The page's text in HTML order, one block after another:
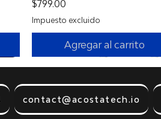
Precio
$799.00
Impuesto excluido
Agregar al carrito
contact@acostatech.io